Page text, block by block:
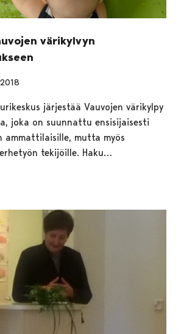
värikylvyn
järjestää Vauvojen värikylpy
joka on suunnattu ensisijaisesti
ammattilaisille, mutta myös
tekijöille. Haku…